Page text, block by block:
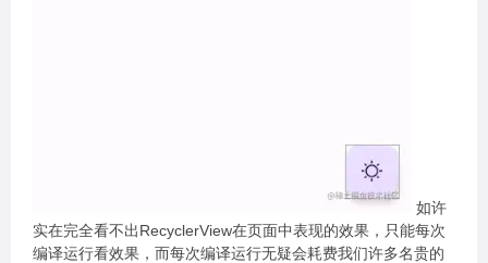
如许
实在完全看不出RecyclerView在页面中表现的效果，只能每次
编译运行看效果，而每次编译运行无疑会耗费我们许多名贵的